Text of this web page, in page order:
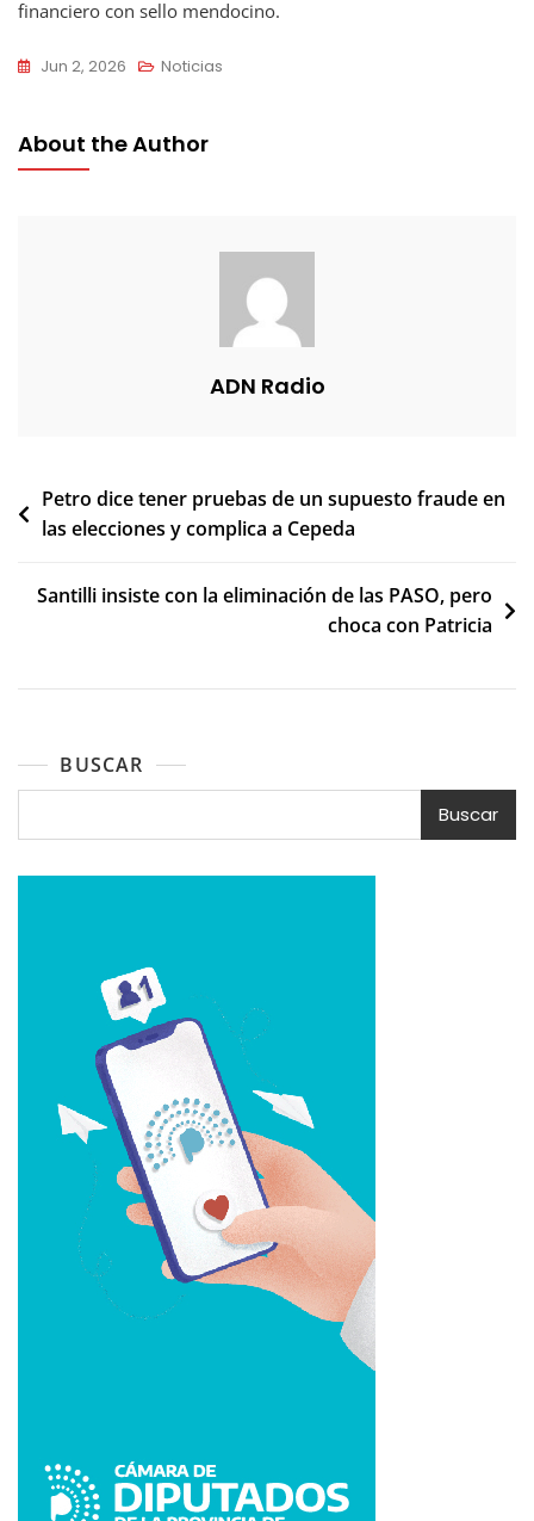
financiero con sello mendocino.
Jun 2, 2026 Noticias
About the Author
ADN Radio
Navegación
de
Petro dice tener pruebas de un supuesto fraude en
las elecciones y complica a Cepeda
Santilli insiste con la eliminación de las PASO, pero
choca con Patricia
BUSCAR
Buscar